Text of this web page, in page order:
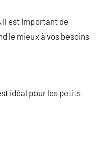
il est important de
le mieux à vos besoins
idéal pour les petits